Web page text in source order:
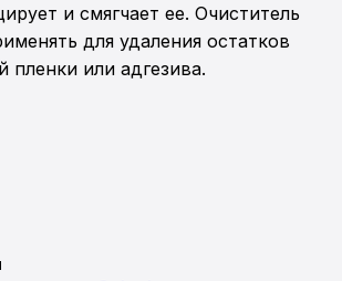
и смягчает ее. Очиститель
для удаления остатков
пленки или адгезива.